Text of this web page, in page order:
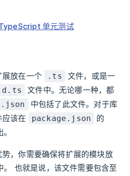
单元测试
放在一个 .ts
文件，或是一
文件中。无论哪一种，都
中包括了此文件。对于库
该在
package.json 的
，你需要确保将扩展的模块放
。 也就是说，该文件需要包含至